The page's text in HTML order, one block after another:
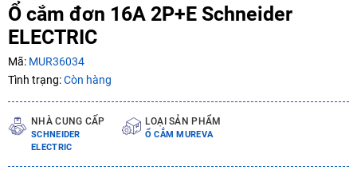
Ổ cắm đơn 16A 2P+E Schneider
ELECTRIC
Mã: MUR36034
Tình trạng:Còn hàng
NHÀ CUNG CẤP
SCHNEIDER
ELECTRIC
LOẠI SẢN PHẨM
Ổ CẮM MUREVA